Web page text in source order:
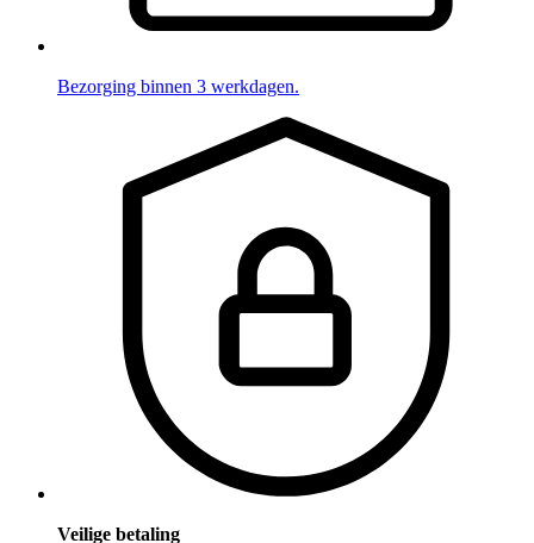
Bezorging binnen 3 werkdagen.
Veilige betaling